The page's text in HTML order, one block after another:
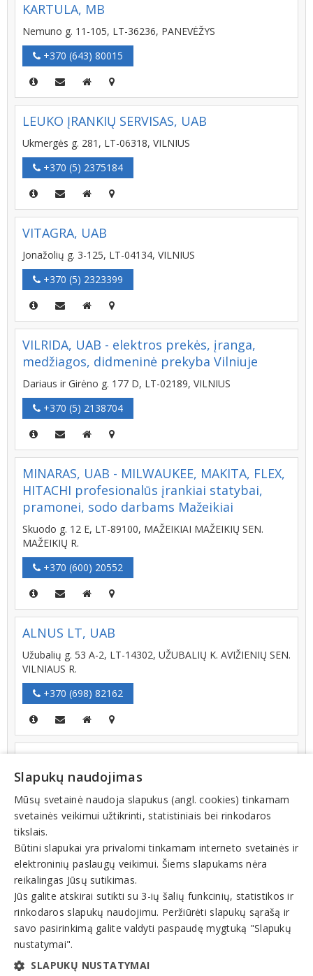
KARTULA, MB
Nemuno g. 11-105, LT-36236, PANEVĖŽYS
+370 (643) 80015
LEUKO ĮRANKIŲ SERVISAS, UAB
Ukmergės g. 281, LT-06318, VILNIUS
+370 (5) 2375184
VITAGRA, UAB
Jonažolių g. 3-125, LT-04134, VILNIUS
+370 (5) 2323399
VILRIDA, UAB - elektros prekės, įranga,
medžiagos, didmeninė prekyba Vilniuje
Dariaus ir Girėno g. 177 D, LT-02189, VILNIUS
+370 (5) 2138704
MINARAS, UAB - MILWAUKEE, MAKITA, FLEX,
HITACHI profesionalūs įrankiai statybai,
pramonei, sodo darbams Mažeikiai
Skuodo g. 12 E, LT-89100, MAŽEIKIAI MAŽEIKIŲ SEN.
MAŽEIKIŲ R.
+370 (600) 20552
ALNUS LT, UAB
Užubalių g. 53 A-2, LT-14302, UŽUBALIŲ K. AVIŽIENIŲ SEN.
VILNIAUS R.
+370 (698) 82162
LISOKSA, UAB
Lentvario g. 16 B-101, LT-02300, VILNIUS
+370 (650) 61061
STATYBOS ĮRANKIŲ NUOMA, REMONTAS,
PARDAVIMAS KLAIPĖDOJE
Dubysos g. 62, LT-94107, KLAIPĖDA
+370 (688) 27195
Slapukų naudojimas
Mūsų svetainė naudoja slapukus (angl. cookies) tinkamam
svetainės veikimui užtikrinti, statistiniais bei rinkodaros
tikslais.
Būtini slapukai yra privalomi tinkamam interneto svetainės ir
elektroninių paslaugų veikimui. Šiems slapukams nėra
reikalingas Jūsų sutikimas.
Jūs galite atskirai sutikti su 3-ių šalių funkcinių, statistikos ir
rinkodaros slapukų naudojimu. Peržiūrėti slapukų sąrašą ir
savo pasirinkimą galite valdyti paspaudę mygtuką "Slapukų
nustatymai".
SLAPUKŲ NUSTATYMAI